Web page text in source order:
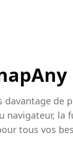
davantage de
navigateur, la
tous vos